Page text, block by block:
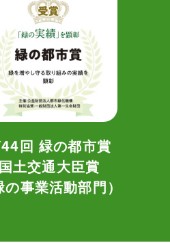
回 緑の都市賞
国土交通大臣賞
の事業活動部門）